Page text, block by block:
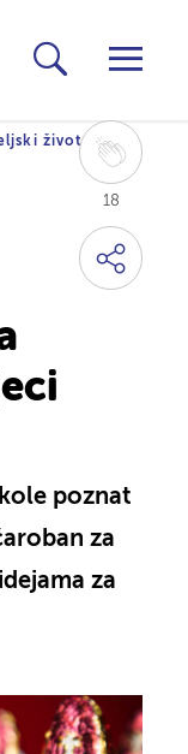
18
život
poznat
za
za